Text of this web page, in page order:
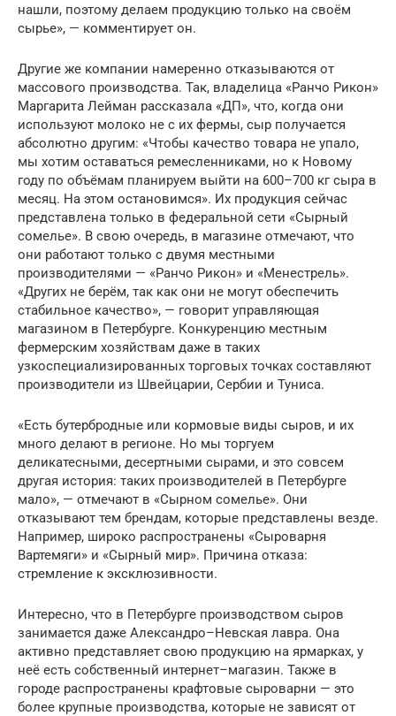
нашли, поэтому делаем продукцию только на своём
сырье», — комментирует он.
Другие же компании намеренно отказываются от
массового производства. Так, владелица «Ранчо Рикон»
Маргарита Лейман рассказала «ДП», что, когда они
используют молоко не с их фермы, сыр получается
абсолютно другим: «Чтобы качество товара не упало,
мы хотим оставаться ремесленниками, но к Новому
году по объёмам планируем выйти на 600–700 кг сыра в
месяц. На этом остановимся». Их продукция сейчас
представлена только в федеральной сети «Сырный
сомелье». В свою очередь, в магазине отмечают, что
они работают только с двумя местными
производителями — «Ранчо Рикон» и «Менестрель».
«Других не берём, так как они не могут обеспечить
стабильное качество», — говорит управляющая
магазином в Петербурге. Конкуренцию местным
фермерским хозяйствам даже в таких
узкоспециализированных торговых точках составляют
производители из Швейцарии, Сербии и Туниса.
«Есть бутербродные или кормовые виды сыров, и их
много делают в регионе. Но мы торгуем
деликатесными, десертными сырами, и это совсем
другая история: таких производителей в Петербурге
мало», — отмечают в «Сырном сомелье». Они
отказывают тем брендам, которые представлены везде.
Например, широко распространены «Сыроварня
Вартемяги» и «Сырный мир». Причина отказа:
стремление к эксклюзивности.
Интересно, что в Петербурге производством сыров
занимается даже Александро–Невская лавра. Она
активно представляет свою продукцию на ярмарках, у
неё есть собственный интернет–магазин. Также в
городе распространены крафтовые сыроварни — это
более крупные производства, которые не зависят от